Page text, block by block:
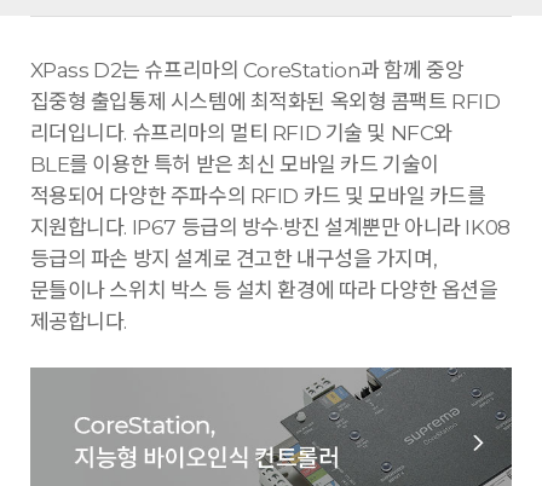
XPass D2는 슈프리마의 CoreStation과 함께 중앙
집중형 출입통제 시스템에 최적화된 옥외형 콤팩트 RFID
리더입니다. 슈프리마의 멀티 RFID 기술 및 NFC와
BLE를 이용한 특허 받은 최신 모바일 카드 기술이
적용되어 다양한 주파수의 RFID 카드 및 모바일 카드를
지원합니다. IP67 등급의 방수·방진 설계뿐만 아니라 IK08
등급의 파손 방지 설계로 견고한 내구성을 가지며,
문틀이나 스위치 박스 등 설치 환경에 따라 다양한 옵션을
제공합니다.